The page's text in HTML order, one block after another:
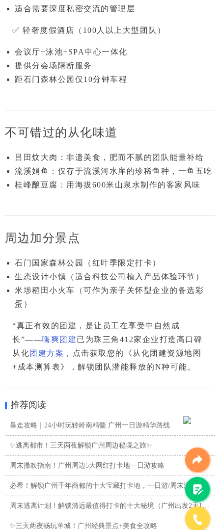
适合需要深度私密交流的管理层
✅ 轻奢度假酒店（100人以上大型团队）
会议厅+泳池+SPA中心一体化
提供分会场隔断服务
距石门森林公园仅10分钟车程
不可错过的从化味道
吕田炆大肉 ：非遗美食，肥而不腻的团队能量补给
流溪娟鱼
：仅存于流溪河水库的珍稀鱼种，一鱼五吃
桂峰酿豆腐 ：用海拔600米山泉水制作的客家风味
周边加分景点
石门国家森林公园
（红叶季限定打卡）
生态设计小镇 （适合科技公司植入产品体验环节）
米埗稻田小火车 （可作为亲子关怀型企业的备选彩
蛋）
“真正有效的团建，是让员工在享受中自然成
长”——嗨爽团建已为珠三角412家企业打造高口碑
从化 团建方案 ，点击获取您的《从化团建资源地图
+成本测算表》，解锁团队潜能释放的N种可能。
推荐阅读
暴走攻略｜24小时玩转岭南精髓 广州一日游精华路线
✨逃离都市！三天两夜解锁广州周边秘境之旅✨
周末撒欢指南！广州周边5大网红打卡地一日游攻略
必看！解锁广州千年商都的十大宝藏打卡地，一日游/周末游攻略
周末逃离计划！解锁清远最值得打卡的十大秘境（广州出发2天1夜 ...
✨三天两夜畅玩羊城！广州经典景点+美食全攻略